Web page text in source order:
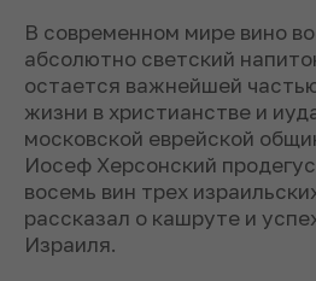
В современном мире вино
абсолютно светский
остается важнейшей
жизни в христианстве и
московской еврейской
Иосеф Херсонский
восемь вин трех
рассказал о кашруте и
Израиля.